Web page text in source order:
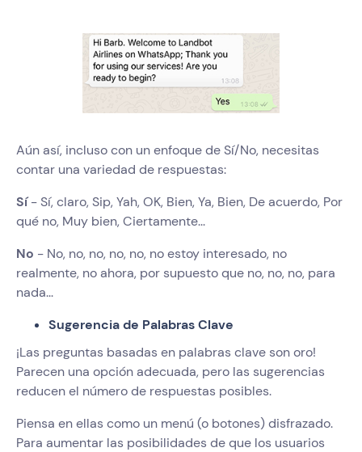
Aún así, incluso con un enfoque de Sí/No, necesitas
contar una variedad de respuestas:
Sí- Sí, claro, Sip, Yah, OK, Bien, Ya, Bien, De acuerdo, Por
qué no, Muy bien, Ciertamente...
No - No, no, no, no, no, no estoy interesado, no
realmente, no ahora, por supuesto que no, no, no, para
nada...
Sugerencia de Palabras Clave
¡Las preguntas basadas en palabras clave son oro!
Parecen una opción adecuada, pero las sugerencias
reducen el número de respuestas posibles.
Piensa en ellas como un menú (o botones) disfrazado.
Para aumentar las posibilidades de que los usuarios